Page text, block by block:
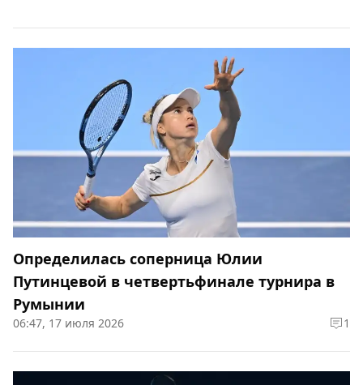
Определилась соперница Юлии
Путинцевой в четвертьфинале турнира в
Румынии
06:47, 17 июля 2026 1